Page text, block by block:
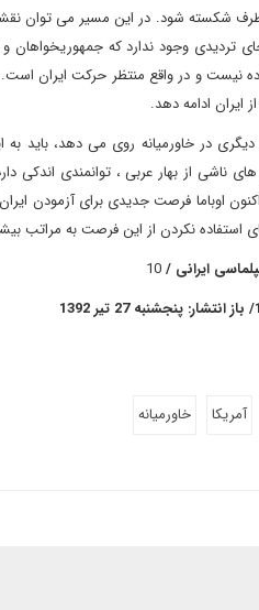
شکسته شود. در این مسیر می توان نقشه
تردیدی وجود ندارد که جمهوریخواهان و
نیست و در واقع منتظر حرکت ایران
ایران ادامه دهد.
در خاورمیانه روی می دهد، باید به
ناشی از بهار عربی ، توانمندی اندکی
اکنون اوباما فرصت جدیدی برای آزمودن
استفاده نکردن از این فرصت به مراتب
ایرانی /10
آمریکا خاورمیانه